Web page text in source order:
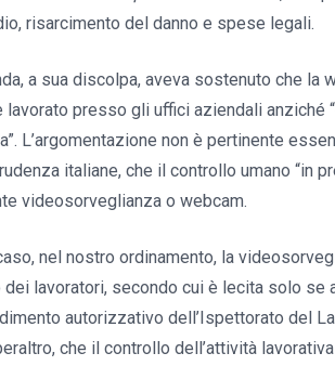
risarcimento del danno e spese legali.
a sua discolpa, aveva sostenuto che
lavorato presso gli uffici aziendali anziché
L’argomentazione non è pertinente
italiane, che il controllo umano “in
videosorveglianza o webcam.
nel nostro ordinamento, la
dei lavoratori, secondo cui è lecita solo se
autorizzativo dell’Ispettorato del
che il controllo dell’attività